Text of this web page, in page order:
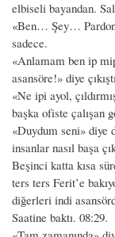
elbiseli bayandan.
«Ben… Şey…
sadece.
«Anlamam ben ip
asansöre!» diye
«Ne ipi ayol,
başka ofiste çalışan
«Duydum seni» diye
insanlar nasıl başa
Beşinci katta kısa
ters ters Ferit’e
diğerleri indi
Saatine baktı. 08:29.